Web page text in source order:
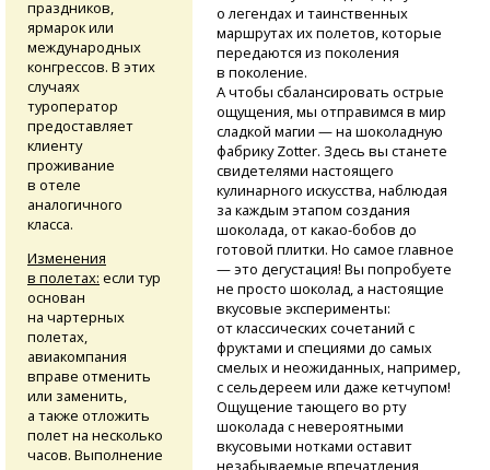
о легендах и таинственных
маршрутах их полетов, которые
передаются из поколения
в поколение.
А чтобы сбалансировать острые
ощущения, мы отправимся в мир
сладкой магии — на шоколадную
фабрику Zotter. Здесь вы станете
свидетелями настоящего
кулинарного искусства, наблюдая
за каждым этапом создания
шоколада, от какао-бобов до
готовой плитки. Но самое главное
— это дегустация! Вы попробуете
не просто шоколад, а настоящие
вкусовые эксперименты:
от классических сочетаний с
фруктами и специями до самых
смелых и неожиданных, например,
с сельдереем или даже кетчупом!
Ощущение тающего во рту
шоколада с невероятными
вкусовыми нотками оставит
незабываемые впечатления
праздников,
ярмарок или
международных
конгрессов. В этих
случаях
туроператор
предоставляет
клиенту
проживание
в отеле
аналогичного
класса.
Изменения
в полетах: если тур
основан
на чартерных
полетах,
авиакомпания
вправе отменить
или заменить,
а также отложить
полет на несколько
часов. Выполнение